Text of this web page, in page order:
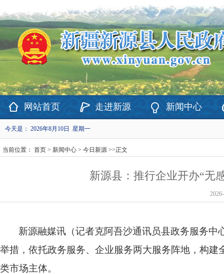
欢迎访问新疆维吾尔自治区新源县政府网站！
网站首页 走进新源 新闻中心
今天是： 2026年8月10日 星期一
当前位置： 首页 > 新闻中心 > 今日新源 >>正文
新源县：推行企业开办“无
新源融媒讯（记者克阿吾沙通讯员县政务服务
举措，依托政务服务、企业服务两大服务阵地，构
类市场主体。